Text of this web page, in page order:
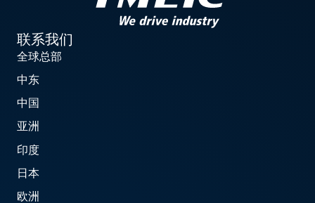
联系我们
全球总部
中东
中国
亚洲
印度
日本
欧洲